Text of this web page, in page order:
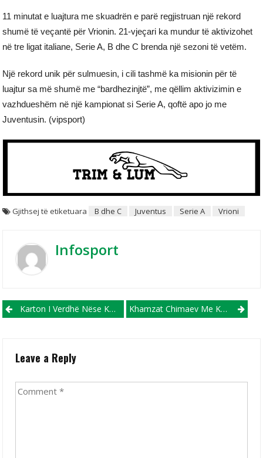
11 minutat e luajtura me skuadrën e parë regjistruan një rekord
shumë të veçantë për Vrionin. 21-vjeçari ka mundur të aktivizohet
në tre ligat italiane, Serie A, B dhe C brenda një sezoni të vetëm.
Një rekord unik për sulmuesin, i cili tashmë ka misionin për të
luajtur sa më shumë me “bardhezinjtë”, me qëllim aktivizimin e
vazhdueshëm në një kampionat si Serie A, qoftë apo jo me
Juventusin. (vipsport)
Gjithsej të etiketuara B dhe C Juventus Serie A Vrioni
Infosport
Post navigation
Karton I Verdhë Nëse Kollitesh!!! Khamzat Chimaev Me Kërcënim Të Frikshëm Për McGregorin
Leave a Reply